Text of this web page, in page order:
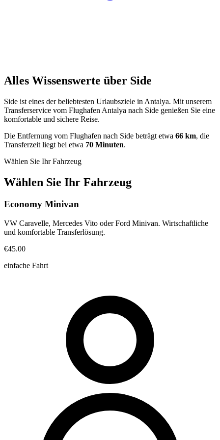
Alles Wissenswerte über Side
Side ist eines der beliebtesten Urlaubsziele in Antalya. Mit unserem
Transferservice vom Flughafen Antalya nach Side genießen Sie eine
komfortable und sichere Reise.
Die Entfernung vom Flughafen nach Side beträgt etwa 66 km, die
Transferzeit liegt bei etwa 70 Minuten.
Wählen Sie Ihr Fahrzeug
Wählen Sie Ihr Fahrzeug
Economy Minivan
VW Caravelle, Mercedes Vito oder Ford Minivan. Wirtschaftliche
und komfortable Transferlösung.
€45.00
einfache Fahrt